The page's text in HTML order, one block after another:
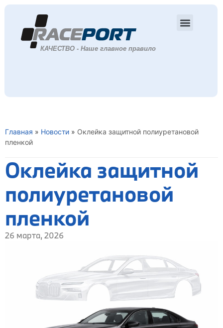
Главная » Новости » Оклейка защитной полиуретановой
пленкой
Оклейка защитной
полиуретановой
пленкой
26 марта, 2026